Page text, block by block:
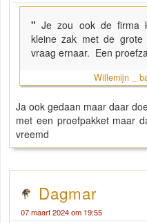
"Je zou ook de firma
kleine zak met de
vraag ernaar. Een
Willemijn _
Ja ook gedaan maar daar
met een proefpakket maar
vreemd
Dagmar
07 maart 2024 om 19:55